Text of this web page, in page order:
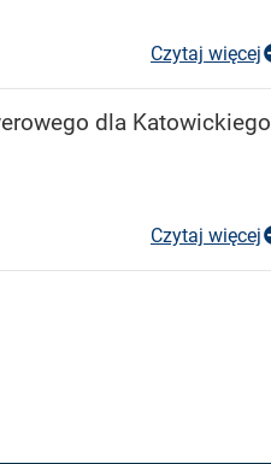
Czytaj więcej
dla Katowickiego
Czytaj więcej